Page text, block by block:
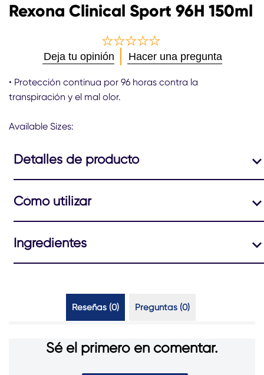
Rexona Clinical Sport 96H 150ml
No
se
han
Deja tu opinión Hacer una pregunta
• Protección continua por 96 horas contra la
transpiración y el mal olor.
Available Sizes:
Detalles de producto
Cómo utilizar
Ingredientes
Reseñas (0) Preguntas (0)
Sé el primero en comentar.